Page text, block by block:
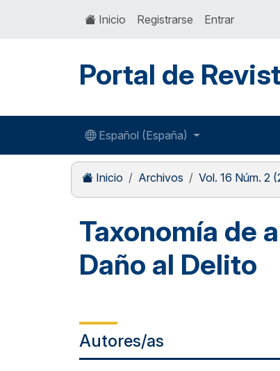
Inicio Registrarse Entrar
Portal de
Español (España)
Inicio Archivos Vol. 16 Núm. 2
Taxonomía de
Daño al Delito
Autores/as